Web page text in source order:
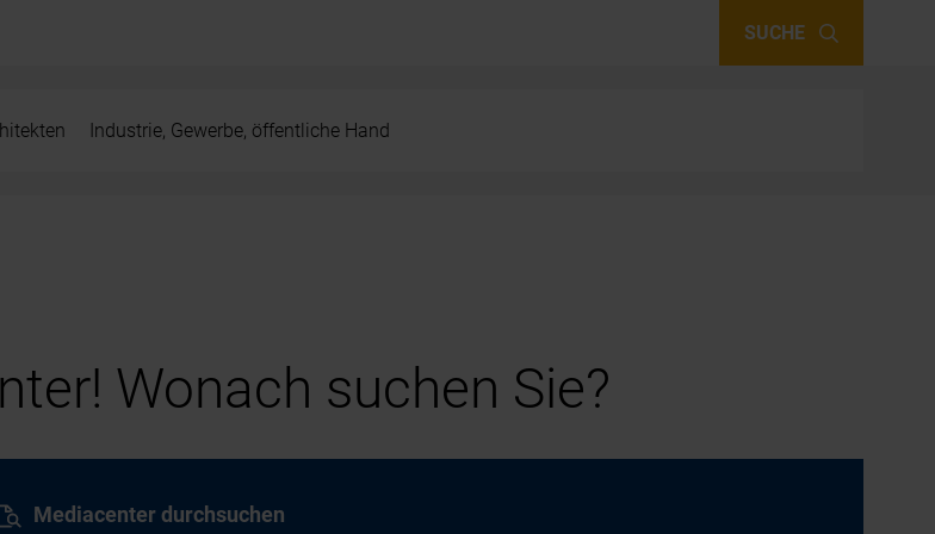
SUCHE
Industrie, Gewerbe, öffentliche Hand
Wonach suchen Sie?
Mediacenter durchsuchen